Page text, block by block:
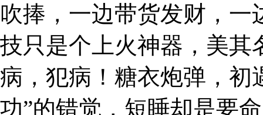
吹捧，一边带货发财，
技只是个上火神器，美其
病，犯病！糖衣炮弹，初
功”的错觉，短睡却是要